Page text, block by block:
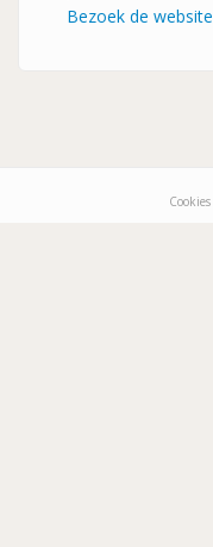
Bezoek de
Cookies